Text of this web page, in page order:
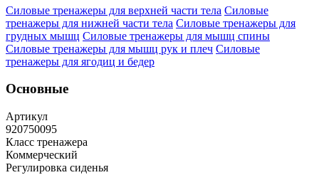
Силовые тренажеры для верхней части тела Силовые
тренажеры для нижней части тела Силовые тренажеры для
грудных мышц Силовые тренажеры для мышц спины
Силовые тренажеры для мышц рук и плеч Силовые
тренажеры для ягодиц и бедер
Основные
Артикул
920750095
Класс тренажера
Коммерческий
Регулировка сиденья